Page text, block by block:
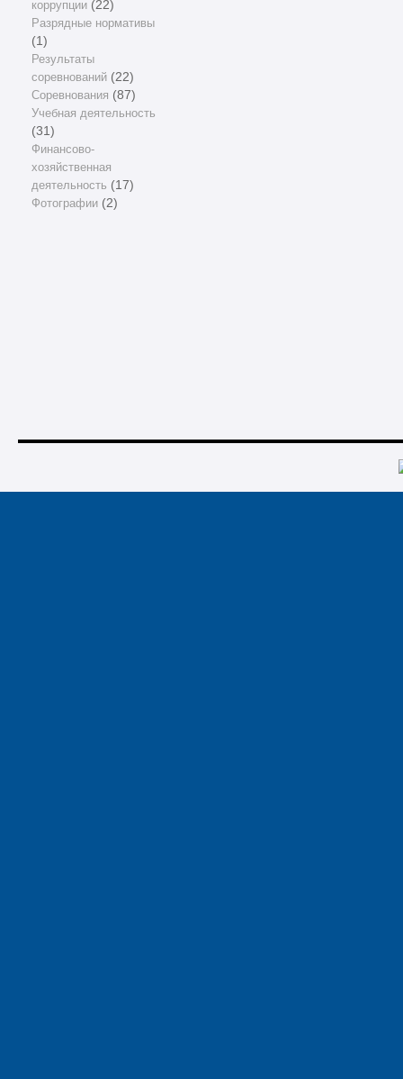
коррупции(22)
Разрядные нормативы
(1)
Результаты
соревнований(22)
Соревнования (87)
Учебная деятельность
(31)
Финансово-
хозяйственная
деятельность (17)
Фотографии(2)